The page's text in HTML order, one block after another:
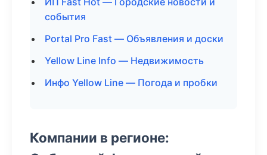
события
Portal Pro Fast — Объявления и доски
Yellow Line Info — Недвижимость
Инфо Yellow Line — Погода и пробки
Компании в регионе: